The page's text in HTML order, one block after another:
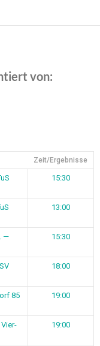
von:
Zeit/Ergebnisse
15:30
13:00
—
15:30
18:00
85
19:00
19:00